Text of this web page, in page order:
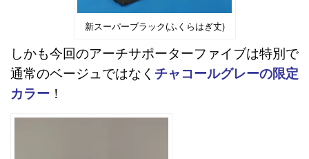
新スーパーブラック(ふくらはぎ丈)
しかも今回のアーチサポーターファイブは特別で
通常のベージュではなく チャコールグレーの限定
カラー ！